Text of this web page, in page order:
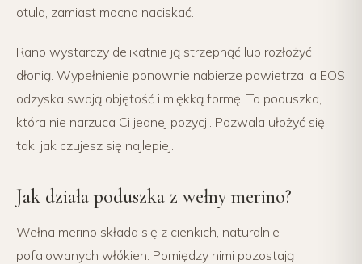
otula, zamiast mocno naciskać.
Rano wystarczy delikatnie ją strzepnąć lub rozłożyć
dłonią. Wypełnienie ponownie nabierze powietrza, a EOS
odzyska swoją objętość i miękką formę. To poduszka,
która nie narzuca Ci jednej pozycji. Pozwala ułożyć się
tak, jak czujesz się najlepiej.
Jak działa poduszka z wełny merino?
Wełna merino składa się z cienkich, naturalnie
pofalowanych włókien. Pomiędzy nimi pozostają